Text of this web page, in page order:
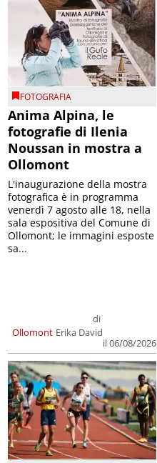
FOTOGRAFIA
Anima Alpina, le
fotografie di Ilenia
Noussan in mostra a
Ollomont
Ollomont
di
Erika David
il 06/08/2026
L'inaugurazione della mostra
fotografica è in programma
venerdì 7 agosto alle 18, nella
sala espositiva del Comune di
Ollomont; le immagini esposte
sa...